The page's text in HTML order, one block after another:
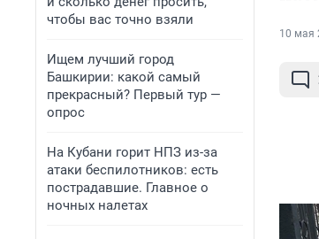
чтобы вас точно взяли
Ищем лучший город
Башкирии: какой самый
прекрасный? Первый тур —
опрос
На Кубани горит НПЗ из-за
атаки беспилотников: есть
пострадавшие. Главное о
ночных налетах
10 мая